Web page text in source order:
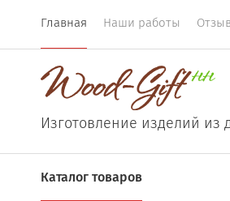
Главная Наши работы
Изготовление изделий из
Каталог товаров